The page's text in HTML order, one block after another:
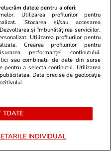
08:41
la graniță și a plecat
abia după câțiva
de țară. Nazare: „Un
datele pentru a oferi:
Utilizarea profilurilor pentru
Stocarea și/sau accesarea
și îmbunătățirea serviciilor.
Utilizarea profilurilor pentru
Crearea profilurilor pentru
performanței conținutului.
sau combinații de date din surse
a selecta conținutul. Utilizarea
Date precise de geolocație
TOATE
INDIVIDUAL